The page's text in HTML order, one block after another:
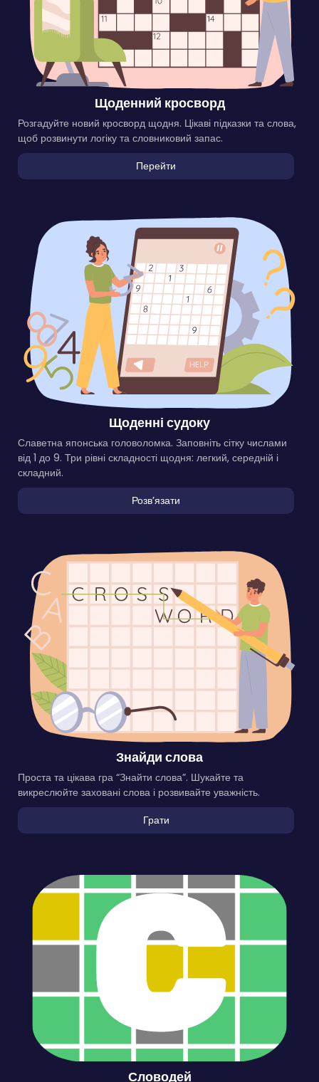
Щоденний кросворд
Розгадуйте новий кросворд щодня. Цікаві підказки та слова,
щоб розвинути логіку та словниковий запас.
Перейти
Щоденні судоку
Славетна японська головоломка. Заповніть сітку числами
від 1 до 9. Три рівні складності щодня: легкий, середній і
складний.
Розвʼязати
Знайди слова
Проста та цікава гра “Знайти слова”. Шукайте та
викреслюйте заховані слова і розвивайте уважність.
Грати
Словодей